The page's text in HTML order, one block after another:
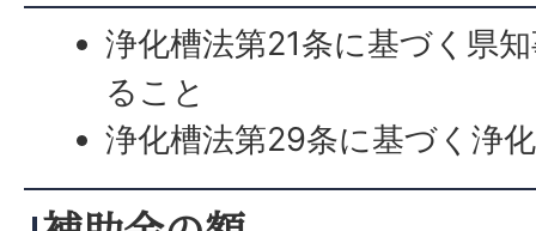
浄化槽法第21条に基づく県
ること
浄化槽法第29条に基づく浄